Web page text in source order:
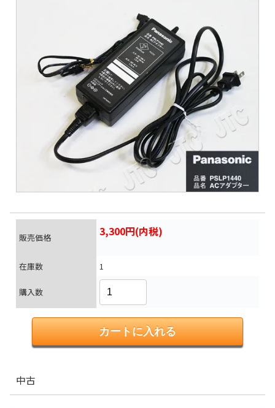
販売価格 3,300円(内税)
在庫数 1
購入数
中古